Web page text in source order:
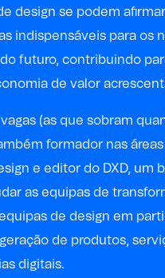
design se podem
indispensáveis para os
futuro, contribuindo
de valor
(as que sobram
formador nas áreas
e editor do DXD, um
as equipas de
de design em
de produtos,
digitais.